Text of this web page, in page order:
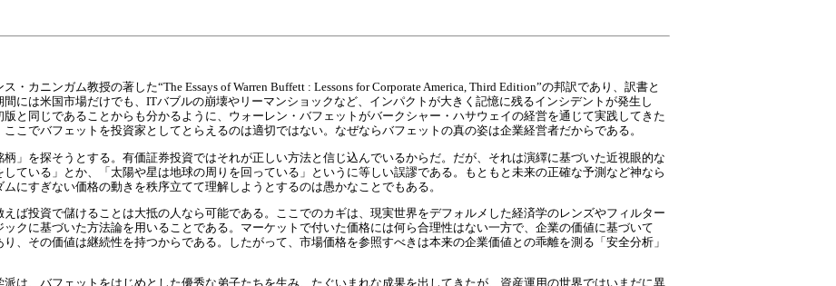
カニンガム教授の著した“The Essays of Warren Buffett : Lessons for Corporate America, Third Edition”の邦訳であり、訳書と
には米国市場だけでも、ITバブルの崩壊やリーマンショックなど、インパクトが大きく記憶に残るインシデントが発生し
と同じであることからも分かるように、ウォーレン・バフェットがバークシャー・ハサウェイの経営を通じて実践してきた
こでバフェットを投資家としてとらえるのは適切ではない。なぜならバフェットの真の姿は企業経営者だからである。
」を探そうとする。有価証券投資ではそれが正しい方法と信じ込んでいるからだ。だが、それは演繹に基づいた近視眼的な
ている」とか、「太陽や星は地球の周りを回っている」というに等しい誤謬である。もともと未来の正確な予測など神なら
にすぎない価格の動きを秩序立てて理解しようとするのは愚かなことでもある。
ば投資で儲けることは大抵の人なら可能である。ここでのカギは、現実世界をデフォルメした経済学のレンズやフィルター
クに基づいた方法論を用いることである。マーケットで付いた価格には何ら合理性はない一方で、企業の価値に基づいて
、その価値は継続性を持つからである。したがって、市場価格を参照すべきは本来の企業価値との乖離を測る「安全分析」
は、バフェットをはじめとした優秀な弟子たちを生み、たぐいまれな成果を出してきたが、資産運用の世界ではいまだに異